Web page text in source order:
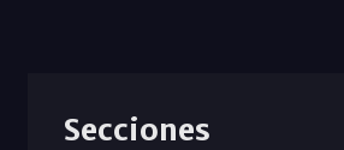
Secciones